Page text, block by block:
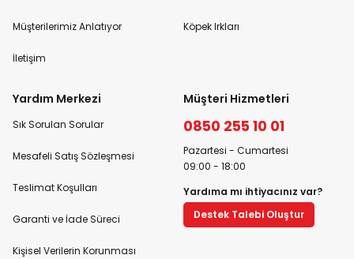
Müşterilerimiz Anlatıyor
İletişim
Köpek Irkları
Yardım Merkezi
Sık Sorulan Sorular
Mesafeli Satış Sözleşmesi
Teslimat Koşulları
Garanti ve İade Süreci
Kişisel Verilerin Korunması
Müşteri Hizmetleri
0850 255 10 01
Pazartesi - Cumartesi
09:00 - 18:00
Yardıma mı ihtiyacınız var?
Destek Talebi Oluştur